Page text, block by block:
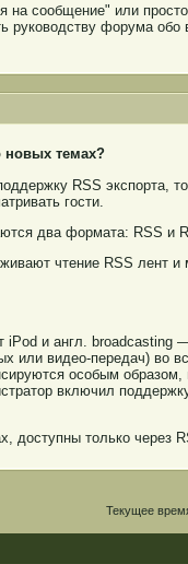
на сообщение" или
руководству форума
новых темах?
RSS экспорта,
гости.
два формата: RSS и
чтение RSS лент и
iPod и англ.
или видео-передач) во
особым
включил
доступны только через
Текущее